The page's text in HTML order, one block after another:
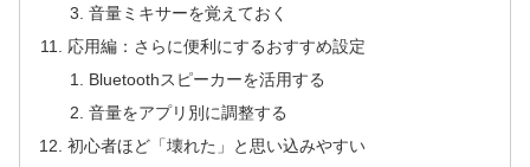
音量ミキサーを覚えておく
応用編：さらに便利にするおすすめ設定
Bluetoothスピーカーを活用する
音量をアプリ別に調整する
初心者ほど「壊れた」と思い込みやすい